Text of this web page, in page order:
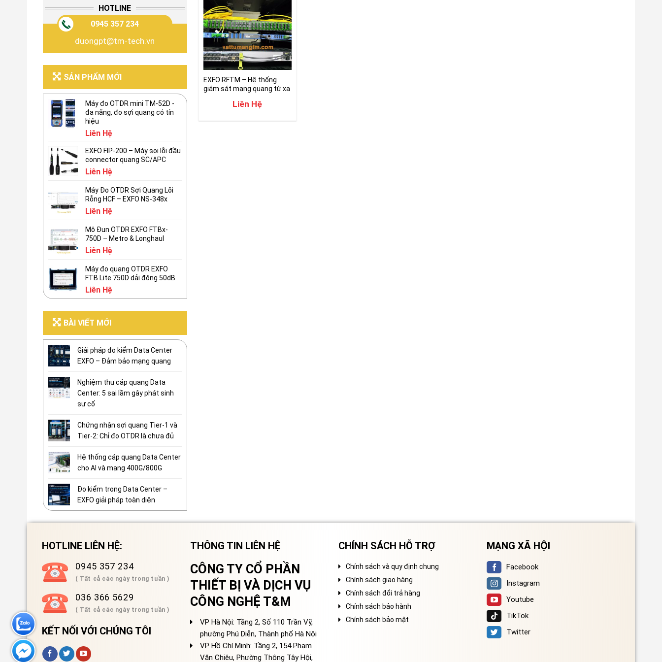
HOTLINE
0945 357 234
duongpt@tm-tech.vn
SẢN PHẨM MỚI
Máy đo OTDR mini TM-52D -
đa năng, đo sợi quang có tín
hiệu
Liên Hệ
EXFO FIP-200 – Máy soi lỗi đầu
connector quang SC/APC
Liên Hệ
Máy Đo OTDR Sợi Quang Lõi
Rỗng HCF – EXFO NS-348x
Liên Hệ
Mô Đun OTDR EXFO FTBx-
750D – Metro & Longhaul
Liên Hệ
Máy đo quang OTDR EXFO
FTB Lite 750D dải động 50dB
Liên Hệ
BÀI VIẾT MỚI
Giải pháp đo kiểm Data Center
EXFO – Đảm bảo mạng quang
Nghiệm thu cáp quang Data
Center: 5 sai lầm gây phát sinh
sự cố
Chứng nhận sợi quang Tier-1 và
Tier-2: Chỉ đo OTDR là chưa đủ
Hệ thống cáp quang Data Center
cho AI và mạng 400G/800G
Đo kiểm trong Data Center –
EXFO giải pháp toàn diện
EXFO RFTM – Hệ thống
giám sát mạng quang từ xa
Liên Hệ
HOTLINE LIÊN HỆ:
0945 357 234
( Tất cả các ngày trong tuần )
036 366 5629
( Tất cả các ngày trong tuần )
KẾT NỐI VỚI CHÚNG TÔI
THÔNG TIN LIÊN HỆ
CÔNG TY CỔ PHẦN
THIẾT BỊ VÀ DỊCH VỤ
CÔNG NGHỆ T&M
VP Hà Nội: Tầng 2, Số 110 Trần Vỹ,
phường Phú Diễn, Thành phố Hà Nội
VP Hồ Chí Minh: Tầng 2, 154 Phạm
Văn Chiêu, Phường Thông Tây Hội,
CHÍNH SÁCH HỖ TRỢ
Chính sách và quy định chung
Chính sách giao hàng
Chính sách đổi trả hàng
Chính sách bảo hành
Chính sách bảo mật
MẠNG XÃ HỘI
Facebook
Instagram
Youtube
TikTok
Twitter